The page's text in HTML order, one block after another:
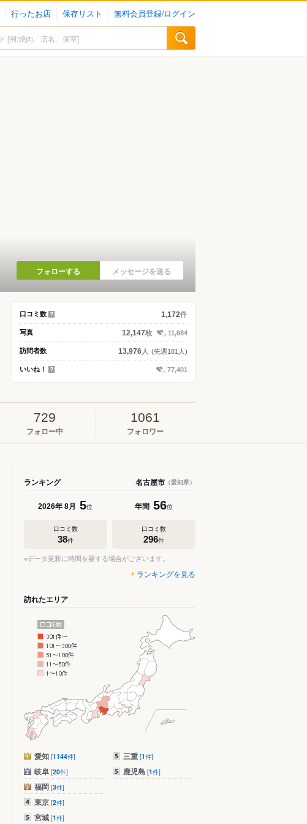
行ったお店 保存リスト 無料会員登録/ログイン
フォローする メッセージを送る
口コミ数 ？ 1,172件
写真 12,147枚 11,684
訪問者数 13,976人 (先週181人)
いいね！ ？ 77,401
729
フォロー中
1061
フォロワー
ランキング 名古屋市 （愛知県）
2026年8月 5位
口コミ数
38件
年間 56位
口コミ数
296件
※データ更新に時間を要する場合がございます。
ランキングを見る
訪れたエリア
愛知 [1144件]
岐阜 [20件]
福岡 [3件]
東京 [2件]
宮城 [1件]
三重 [1件]
鹿児島 [1件]